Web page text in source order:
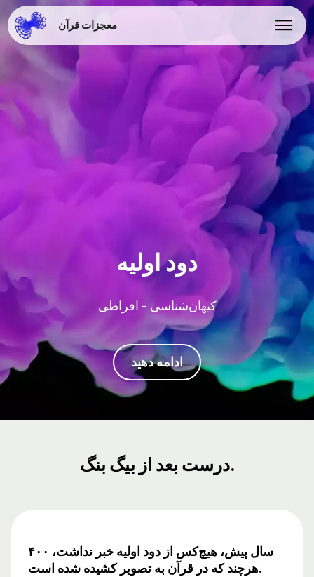
معجزات قرآن
دود اولیه
کیهان‌شناسی - افراطی
ادامه دهید
درست بعد از بیگ بنگ.
۴۰۰ سال پیش، هیچ‌کس از دود اولیه خبر نداشت،
هرچند که در قرآن به تصویر کشیده شده است.